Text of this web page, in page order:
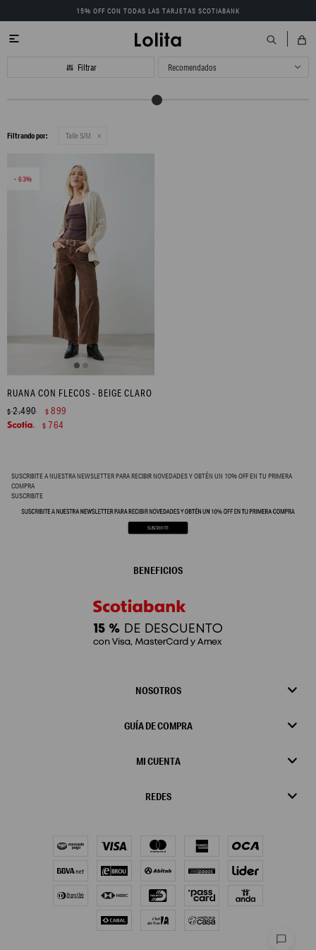
15% OFF CON TODAS LAS TARJETAS SCOTIABANK

Recomendados
Filtrando por: Talle S/M
63
RUANA CON FLECOS - BEIGE CLARO
$2.490 $ 899
$ 764
SUSCRIBITE A NUESTRA NEWSLETTER PARA RECIBIR NOVEDADES Y OBTÉN UN 10% OFF EN TU PRIMERA
COMPRA
SUSCRIBITE
NOSOTROS
GUÍA DE COMPRA
MI CUENTA
REDES
BENEFICIOS
chat_bubble